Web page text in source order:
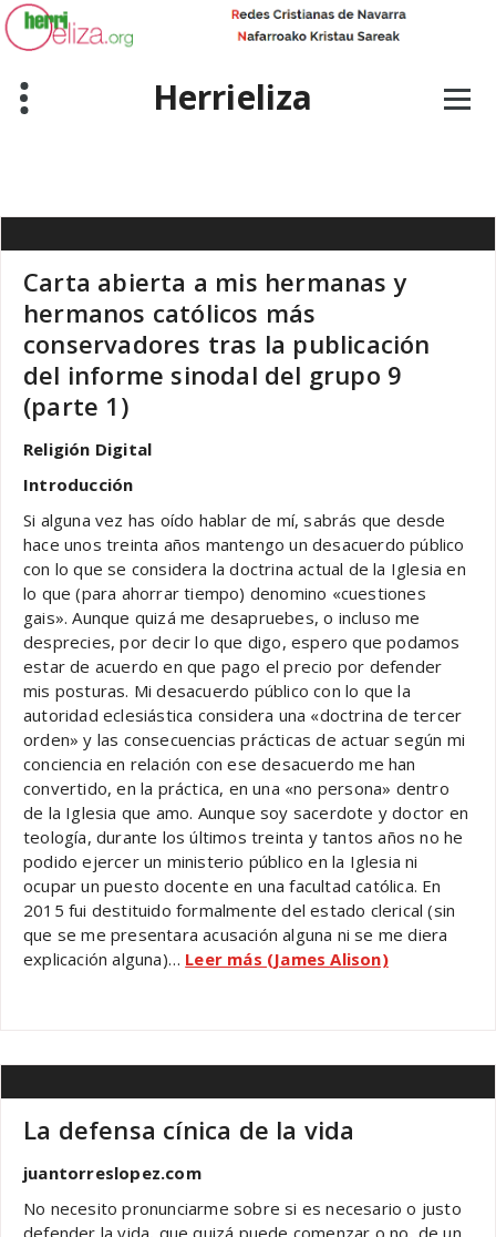
Skip
to
content
Herrieliza
Carta abierta a mis hermanas y
hermanos católicos más
conservadores tras la publicación
del informe sinodal del grupo 9
(parte 1)
Religión Digital
Introducción
Si alguna vez has oído hablar de mí, sabrás que desde
hace unos treinta años mantengo un desacuerdo público
con lo que se considera la doctrina actual de la Iglesia en
lo que (para ahorrar tiempo) denomino «cuestiones
gais». Aunque quizá me desapruebes, o incluso me
desprecies, por decir lo que digo, espero que podamos
estar de acuerdo en que pago el precio por defender
mis posturas. Mi desacuerdo público con lo que la
autoridad eclesiástica considera una «doctrina de tercer
orden» y las consecuencias prácticas de actuar según mi
conciencia en relación con ese desacuerdo me han
convertido, en la práctica, en una «no persona» dentro
de la Iglesia que amo. Aunque soy sacerdote y doctor en
teología, durante los últimos treinta y tantos años no he
podido ejercer un ministerio público en la Iglesia ni
ocupar un puesto docente en una facultad católica. En
2015 fui destituido formalmente del estado clerical (sin
que se me presentara acusación alguna ni se me diera
explicación alguna)… Leer más (James Alison)
La defensa cínica de la vida
juantorreslopez.com
No necesito pronunciarme sobre si es necesario o justo
defender la vida, que quizá puede comenzar o no, de un